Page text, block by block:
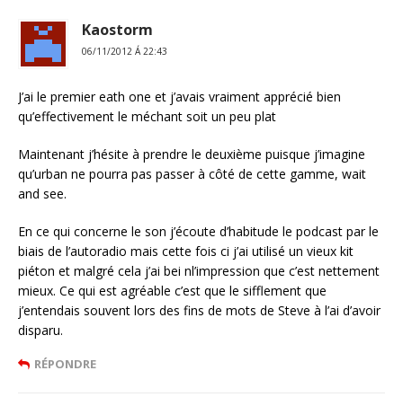
Kaostorm
06/11/2012 Á 22:43
J’ai le premier eath one et j’avais vraiment apprécié bien
qu’effectivement le méchant soit un peu plat
Maintenant j’hésite à prendre le deuxième puisque j’imagine
qu’urban ne pourra pas passer à côté de cette gamme, wait
and see.
En ce qui concerne le son j’écoute d’habitude le podcast par le
biais de l’autoradio mais cette fois ci j’ai utilisé un vieux kit
piéton et malgré cela j’ai bei nl’impression que c’est nettement
mieux. Ce qui est agréable c’est que le sifflement que
j’entendais souvent lors des fins de mots de Steve à l’ai d’avoir
disparu.
RÉPONDRE